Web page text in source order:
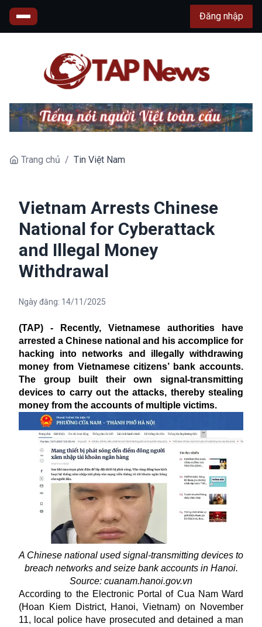
Đăng nhập
Trang chủ / Tin Việt Nam
Vietnam Arrests Chinese
National for Cyberattack
and Illegal Money
Withdrawal
Ngày đăng: 14/11/2025
(TAP) - Recently, Vietnamese authorities have
arrested a Chinese national and his accomplice for
hacking into networks and illegally withdrawing
money from Vietnamese citizens’ bank accounts.
The group built their own signal-transmitting
devices to carry out the attacks, thereby stealing
money from the accounts of multiple victims.
A Chinese national used signal-transmitting devices to
breach networks and seize bank accounts in Hanoi.
Source: cuanam.hanoi.gov.vn
According to the Electronic Portal of Cua Nam Ward
(Hoan Kiem District, Hanoi, Vietnam) on November
11, local police have prosecuted and detained a man